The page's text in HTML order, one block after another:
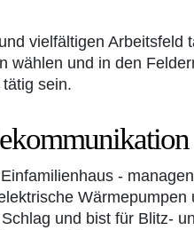
vielfältigen
wählen und in den
sein.
-
und bist für Blitz-